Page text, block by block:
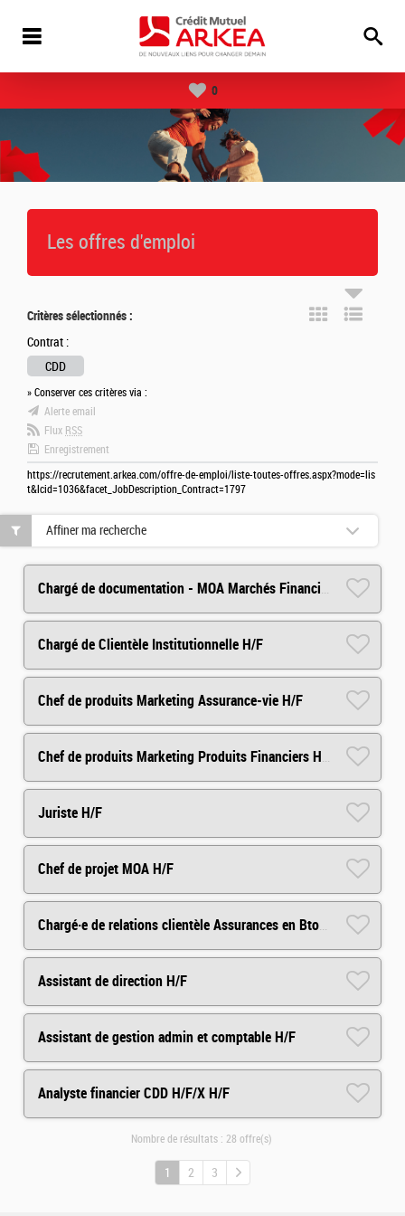
0
Les offres d'emploi
Critères sélectionnés :
Contrat :
CDD
» Conserver ces critères via :
Alerte email
Flux RSS
Enregistrement
https://recrutement.arkea.com/offre-de-emploi/liste-toutes-offres.aspx?mode=lis
t&lcid=1036&facet_JobDescription_Contract=1797
Chargé de documentation - MOA Marchés Financiers H/F
Chargé de Clientèle Institutionnelle H/F
Chef de produits Marketing Assurance-vie H/F
Chef de produits Marketing Produits Financiers H/F
Juriste H/F
Chef de projet MOA H/F
Chargé·e de relations clientèle Assurances en BtoB (CDD) H/F
Assistant de direction H/F
Assistant de gestion admin et comptable H/F
Analyste financier CDD H/F/X H/F
Affiner ma recherche
Nombre de résultats : 28 offre(s)
1 2 3